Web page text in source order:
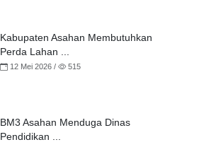
Kabupaten Asahan Membutuhkan
Perda Lahan ...
12 Mei 2026 / 515
BM3 Asahan Menduga Dinas
Pendidikan ...